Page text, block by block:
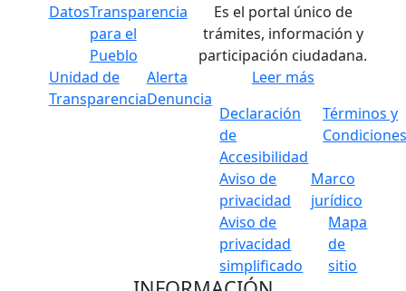
DatosTransparencia
para el
Pueblo
Unidad de
Transparencia
Alerta
Denuncia
Es el portal único de
trámites, información y
participación ciudadana.
Leer más
Declaración
de
Accesibilidad
Términos y
Aviso de
privacidad
Marco
jurídico
Aviso de
privacidad
simplificado
Mapa
de
sitio